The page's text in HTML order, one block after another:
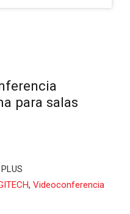
para salas
, Videoconferencia